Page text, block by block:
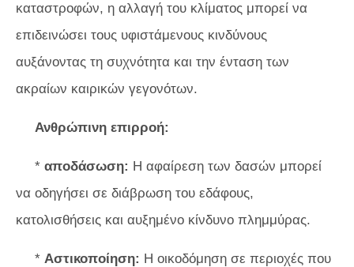
καταστροφών, η αλλαγή του κλίματος μπορεί να
επιδεινώσει τους υφιστάμενους κινδύνους
αυξάνοντας τη συχνότητα και την ένταση των
ακραίων καιρικών γεγονότων.
Ανθρώπινη επιρροή:
* αποδάσωση: Η αφαίρεση των δασών μπορεί
να οδηγήσει σε διάβρωση του εδάφους,
κατολισθήσεις και αυξημένο κίνδυνο πλημμύρας.
* Αστικοποίηση: Η οικοδόμηση σε περιοχές που